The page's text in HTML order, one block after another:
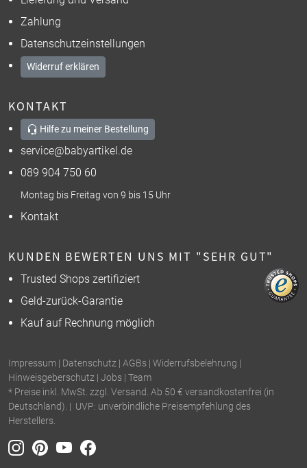
Zahlung
Datenschutzeinstellungen
Widerruf erklären
KONTAKT
Hilfe zu meiner Bestellung
service@babyartikel.de
089 904 750 60
Montag bis Freitag von 9 bis 15 Uhr
Kontakt
KUNDEN BEWERTEN UNS MIT "SEHR GUT"
Trusted Shops zertifiziert
Geld-zurück-Garantie
Kauf auf Rechnung möglich
Impressum | Datenschutz | AGBs | Widerrufsbelehrung |
Hinweisgeberschutz | Jobs | Team
* Preise inkl. MwSt. zzgl. Versand. Ab 50 € versandkostenfrei (in
Deutschland). | UVP: unverbindliche Preisempfehlung des
Herstellers.